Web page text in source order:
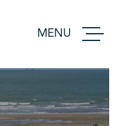
ACCUEIL
ACHETER
MENU